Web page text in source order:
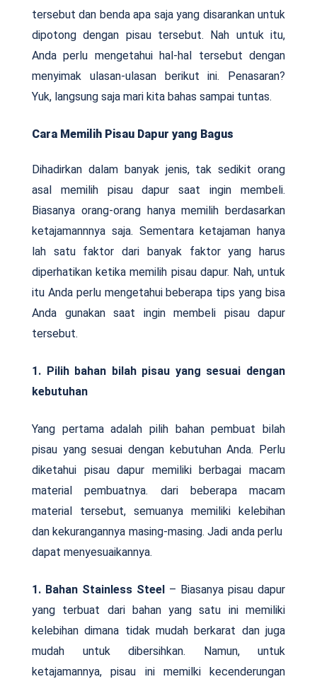
tersebut dan benda apa saja yang disarankan untuk
dipotong dengan pisau tersebut. Nah untuk itu,
Anda perlu mengetahui hal-hal tersebut dengan
menyimak ulasan-ulasan berikut ini. Penasaran?
Yuk, langsung saja mari kita bahas sampai tuntas.
Cara Memilih Pisau Dapur yang Bagus
Dihadirkan dalam banyak jenis, tak sedikit orang
asal memilih pisau dapur saat ingin membeli.
Biasanya orang-orang hanya memilih berdasarkan
ketajamannnya saja. Sementara ketajaman hanya
lah satu faktor dari banyak faktor yang harus
diperhatikan ketika memilih pisau dapur. Nah, untuk
itu Anda perlu mengetahui beberapa tips yang bisa
Anda gunakan saat ingin membeli pisau dapur
tersebut.
1. Pilih bahan bilah pisau yang sesuai dengan
kebutuhan
Yang pertama adalah pilih bahan pembuat bilah
pisau yang sesuai dengan kebutuhan Anda. Perlu
diketahui pisau dapur memiliki berbagai macam
material pembuatnya. dari beberapa macam
material tersebut, semuanya memiliki kelebihan
dan kekurangannya masing-masing. Jadi anda perlu
dapat menyesuaikannya.
1. Bahan Stainless Steel – Biasanya pisau dapur
yang terbuat dari bahan yang satu ini memiliki
kelebihan dimana tidak mudah berkarat dan juga
mudah untuk dibersihkan. Namun, untuk
ketajamannya, pisau ini memilki kecenderungan